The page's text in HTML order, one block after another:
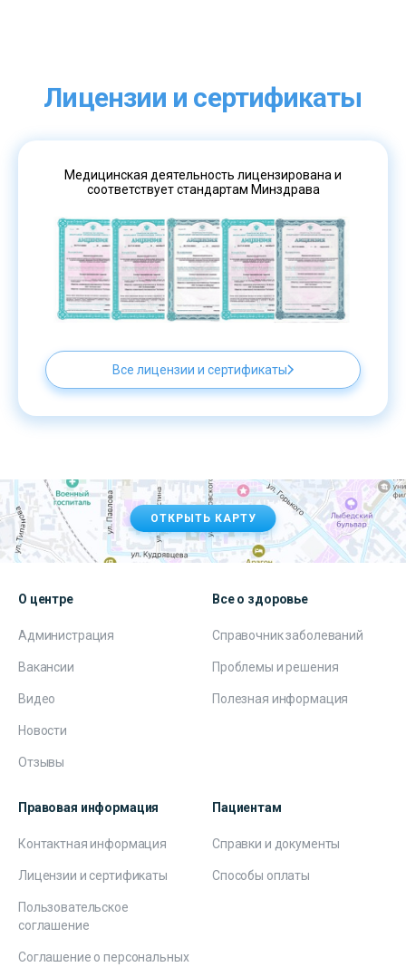
Лицензии и сертификаты
Медицинская деятельность лицензирована и
соответствует стандартам Минздрава
Все лицензии и сертификаты
ОТКРЫТЬ КАРТУ
О центре
Администрация
Вакансии
Видео
Новости
Отзывы
Все о здоровье
Справочник заболеваний
Проблемы и решения
Полезная информация
Правовая информация
Контактная информация
Лицензии и сертификаты
Пользовательское
соглашение
Соглашение о персональных
Пациентам
Справки и документы
Способы оплаты